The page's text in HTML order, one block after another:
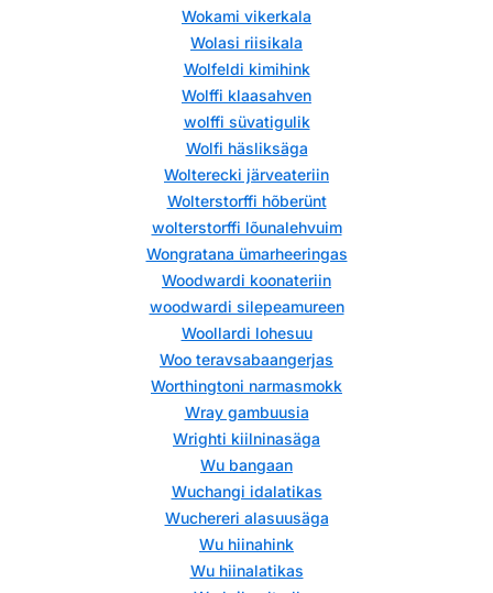
Wokami vikerkala
Wolasi riisikala
Wolfeldi kimihink
Wolffi klaasahven
wolffi süvatigulik
Wolfi häsliksäga
Wolterecki järveateriin
Wolterstorffi hõberünt
wolterstorffi lõunalehvuim
Wongratana ümarheeringas
Woodwardi koonateriin
woodwardi silepeamureen
Woollardi lohesuu
Woo teravsabaangerjas
Worthingtoni narmasmokk
Wray gambuusia
Wrighti kiilninasäga
Wu bangaan
Wuchangi idalatikas
Wuchereri alasuusäga
Wu hiinahink
Wu hiinalatikas